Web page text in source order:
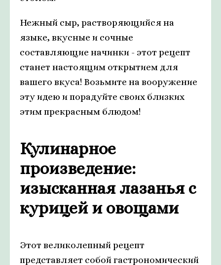
Нежный сыр, растворяющийся на
языке, вкусные и сочные
составляющие начинки - этот рецепт
станет настоящим открытием для
вашего вкуса! Возьмите на вооружение
эту идею и порадуйте своих близких
этим прекрасным блюдом!
Кулинарное
произведение:
изысканная лазанья с
курицей и овощами
Этот великолепный рецепт
представляет собой гастрономический